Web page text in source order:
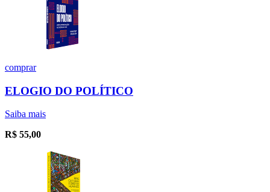
comprar
ELOGIO DO POLÍTICO
Saiba mais
R$ 55,00